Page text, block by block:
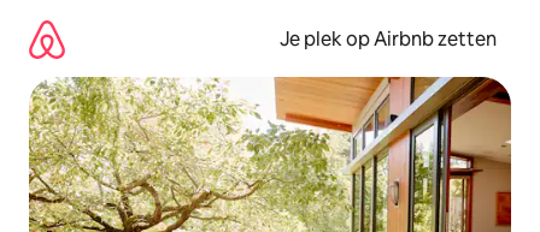
direct
naar
inhoud
Je plek op Airbnb zetten